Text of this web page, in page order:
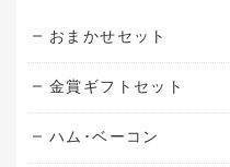
おまかせセット
金賞ギフトセット
ハム･ベーコン